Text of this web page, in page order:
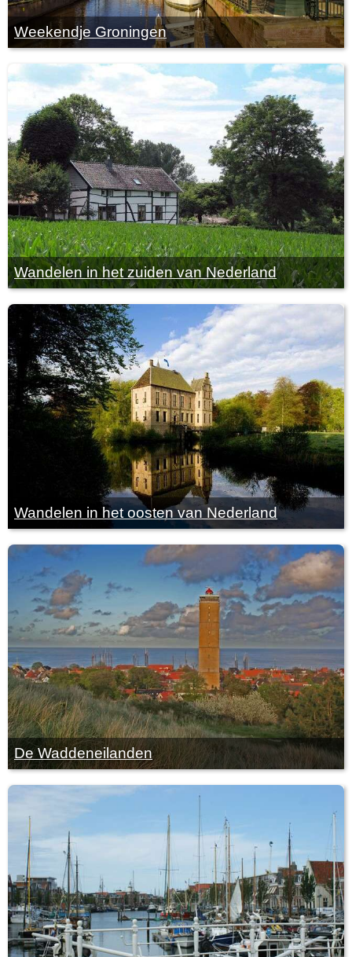
Weekendje Groningen
Wandelen in het zuiden van Nederland
Wandelen in het oosten van Nederland
De Waddeneilanden